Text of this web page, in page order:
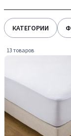
КАТЕГОРИИ
13 товаров